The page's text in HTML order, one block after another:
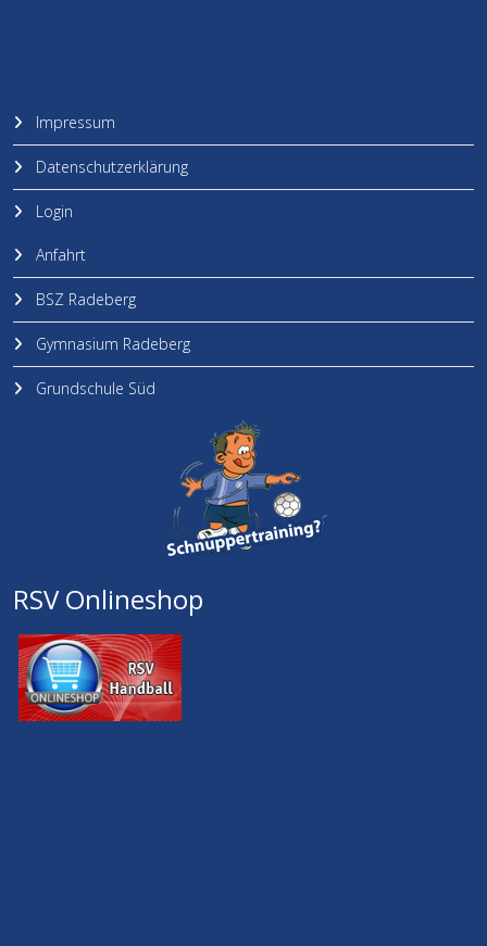
Impressum
Datenschutzerklärung
Login
Anfahrt
BSZ Radeberg
Gymnasium Radeberg
Grundschule Süd
RSV Onlineshop